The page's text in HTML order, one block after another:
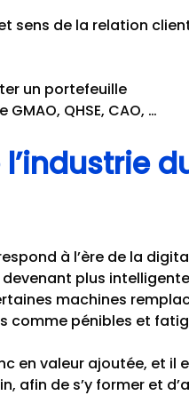
sens de la relation
un portefeuille
QHSE, CAO, …
à l’ère de la
plus
machines
comme pénibles et
en valeur ajoutée, et il
afin de s’y former et